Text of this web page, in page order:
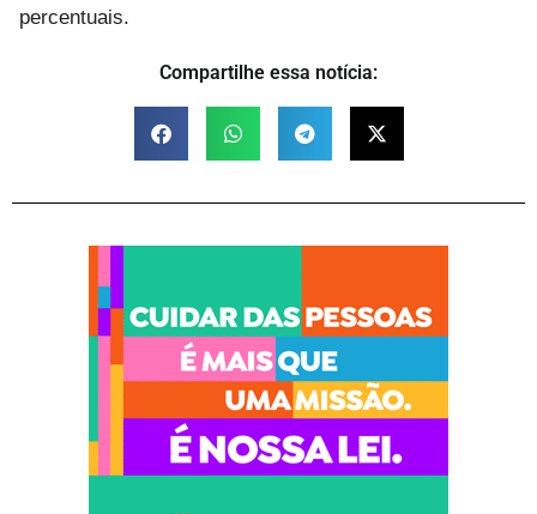
percentuais.
Compartilhe essa notícia: